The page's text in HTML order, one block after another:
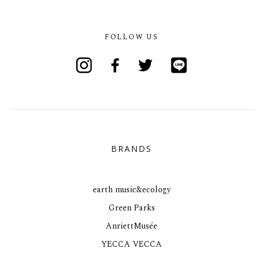
FOLLOW US
BRANDS
earth music&ecology
Green Parks
AnriettMusée
YECCA VECCA